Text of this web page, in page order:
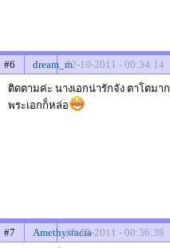
#6 dream_m22-10-2011 - 00:34:14
ติดตามค่ะ นางเอกน่ารักจัง ตาโตมาก
พระเอกก็หล่อ
#7 Amethystacia22-10-2011 - 00:36:38